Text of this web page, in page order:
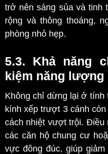
trở nên sáng sủa và tinh
rộng và thông thoáng,
phòng nhỏ hẹp.
5.3. Khả năng
kiệm năng lượng
Không chỉ dừng lại ở
kính xếp trượt 3 cánh
cách nhiệt vượt trội. Điều
các căn hộ chung cư
vực đông đúc, giúp